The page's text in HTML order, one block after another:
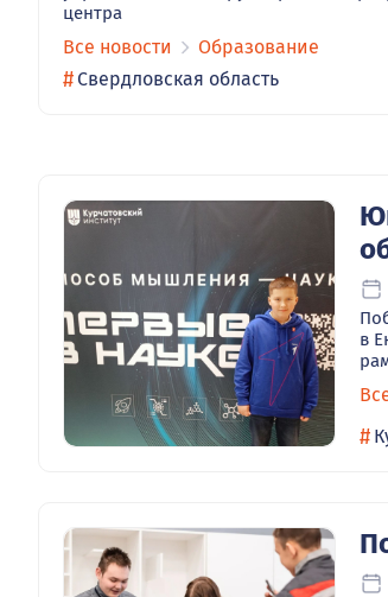
центра
Все новости Образование
# Свердловская область
в
#